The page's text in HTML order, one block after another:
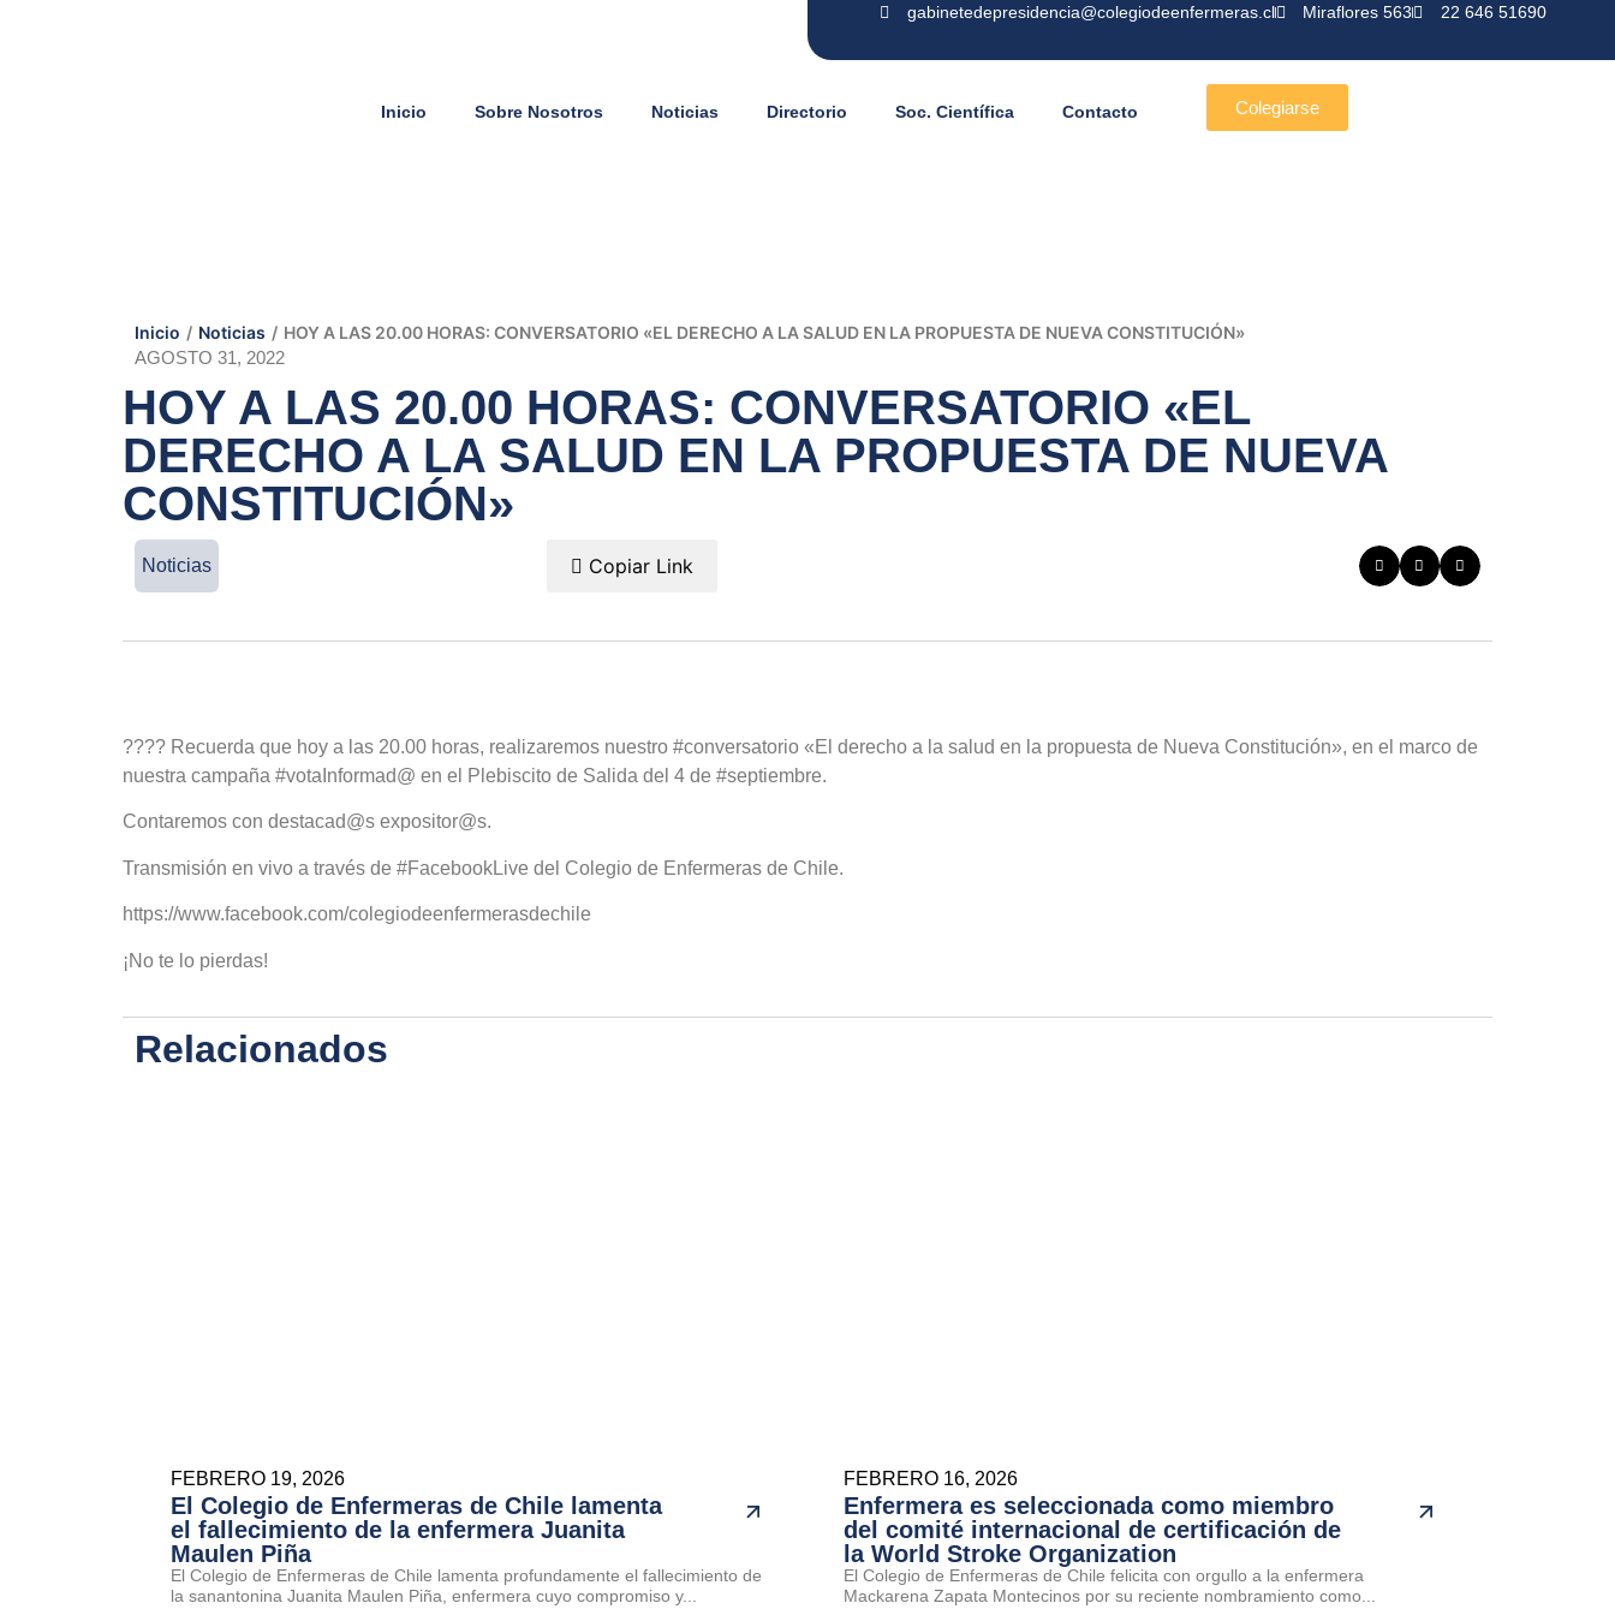
gabinetedepresidencia@colegiodeenfermeras.cl Miraflores 563 22 646 51690
Inicio Sobre Nosotros Noticias Directorio Soc. Científica Contacto Colegiarse
Inicio / Noticias / HOY A LAS 20.00 HORAS: CONVERSATORIO «EL DERECHO A LA SALUD EN LA PROPUESTA DE NUEVA CONSTITUCIÓN»
AGOSTO 31, 2022
HOY A LAS 20.00 HORAS: CONVERSATORIO «EL
DERECHO A LA SALUD EN LA PROPUESTA DE NUEVA
CONSTITUCIÓN»
Noticias Copiar Link
???? Recuerda que hoy a las 20.00 horas, realizaremos nuestro #conversatorio «El derecho a la salud en la propuesta de Nueva Constitución», en el marco de
nuestra campaña #votaInformad@ en el Plebiscito de Salida del 4 de #septiembre.
Contaremos con destacad@s expositor@s.
Transmisión en vivo a través de #FacebookLive del Colegio de Enfermeras de Chile.
https://www.facebook.com/colegiodeenfermerasdechile
¡No te lo pierdas!
Relacionados
FEBRERO 19, 2026
El Colegio de Enfermeras de Chile lamenta
el fallecimiento de la enfermera Juanita
Maulen Piña
El Colegio de Enfermeras de Chile lamenta profundamente el fallecimiento de
la sanantonina Juanita Maulen Piña, enfermera cuyo compromiso y...
FEBRERO 16, 2026
Enfermera es seleccionada como miembro
del comité internacional de certificación de
la World Stroke Organization
El Colegio de Enfermeras de Chile felicita con orgullo a la enfermera
Mackarena Zapata Montecinos por su reciente nombramiento como...